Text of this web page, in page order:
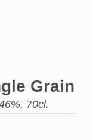
Grain
70cl.